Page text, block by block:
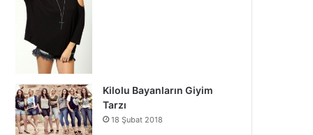
Kilolu Bayanların Giyim
Tarzı
18 Şubat 2018